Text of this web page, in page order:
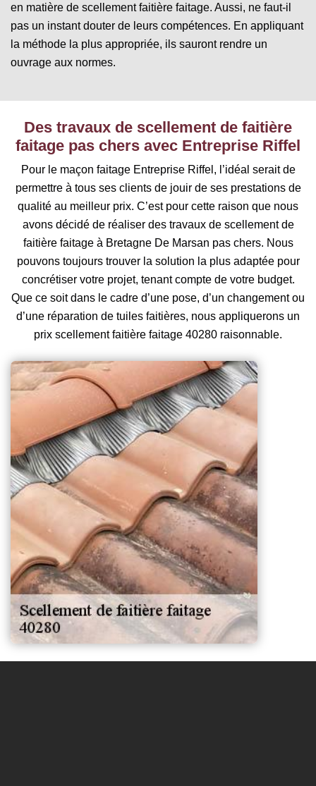
en matière de scellement faitière faitage. Aussi, ne faut-il
pas un instant douter de leurs compétences. En appliquant
la méthode la plus appropriée, ils sauront rendre un
ouvrage aux normes.
Des travaux de scellement de faitière
faitage pas chers avec Entreprise Riffel
Pour le maçon faitage Entreprise Riffel, l’idéal serait de
permettre à tous ses clients de jouir de ses prestations de
qualité au meilleur prix. C’est pour cette raison que nous
avons décidé de réaliser des travaux de scellement de
faitière faitage à Bretagne De Marsan pas chers. Nous
pouvons toujours trouver la solution la plus adaptée pour
concrétiser votre projet, tenant compte de votre budget.
Que ce soit dans le cadre d’une pose, d’un changement ou
d’une réparation de tuiles faitières, nous appliquerons un
prix scellement faitière faitage 40280 raisonnable.